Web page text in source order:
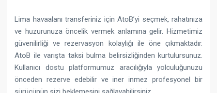
Lima havaalanı transferiniz için AtoB’yi seçmek, rahatınıza
ve huzurunuza öncelik vermek anlamına gelir. Hizmetimiz
güvenilirliği ve rezervasyon kolaylığı ile öne çıkmaktadır.
AtoB ile varışta taksi bulma belirsizliğinden kurtulursunuz.
Kullanıcı dostu platformumuz aracılığıyla yolculuğunuzu
önceden rezerve edebilir ve iner inmez profesyonel bir